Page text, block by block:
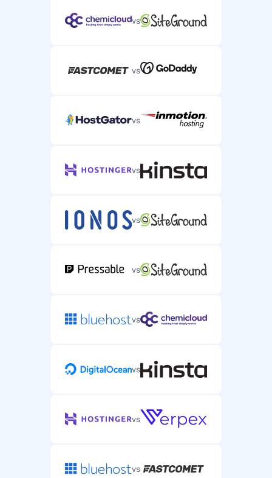
vs
vs
vs
vs
vs
vs
vs
vs
vs
vs